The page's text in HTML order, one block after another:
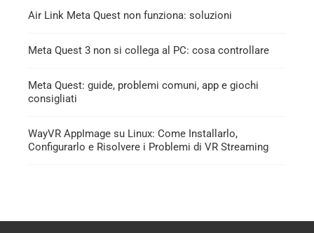
Air Link Meta Quest non funziona: soluzioni
Meta Quest 3 non si collega al PC: cosa controllare
Meta Quest: guide, problemi comuni, app e giochi
consigliati
WayVR AppImage su Linux: Come Installarlo,
Configurarlo e Risolvere i Problemi di VR Streaming